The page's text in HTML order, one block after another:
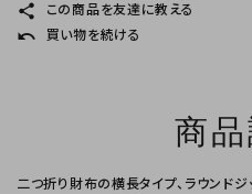
share この商品を友達に教える
undo 買い物を続ける
商
二つ折り財布の横長タイプ、ラウンドジ